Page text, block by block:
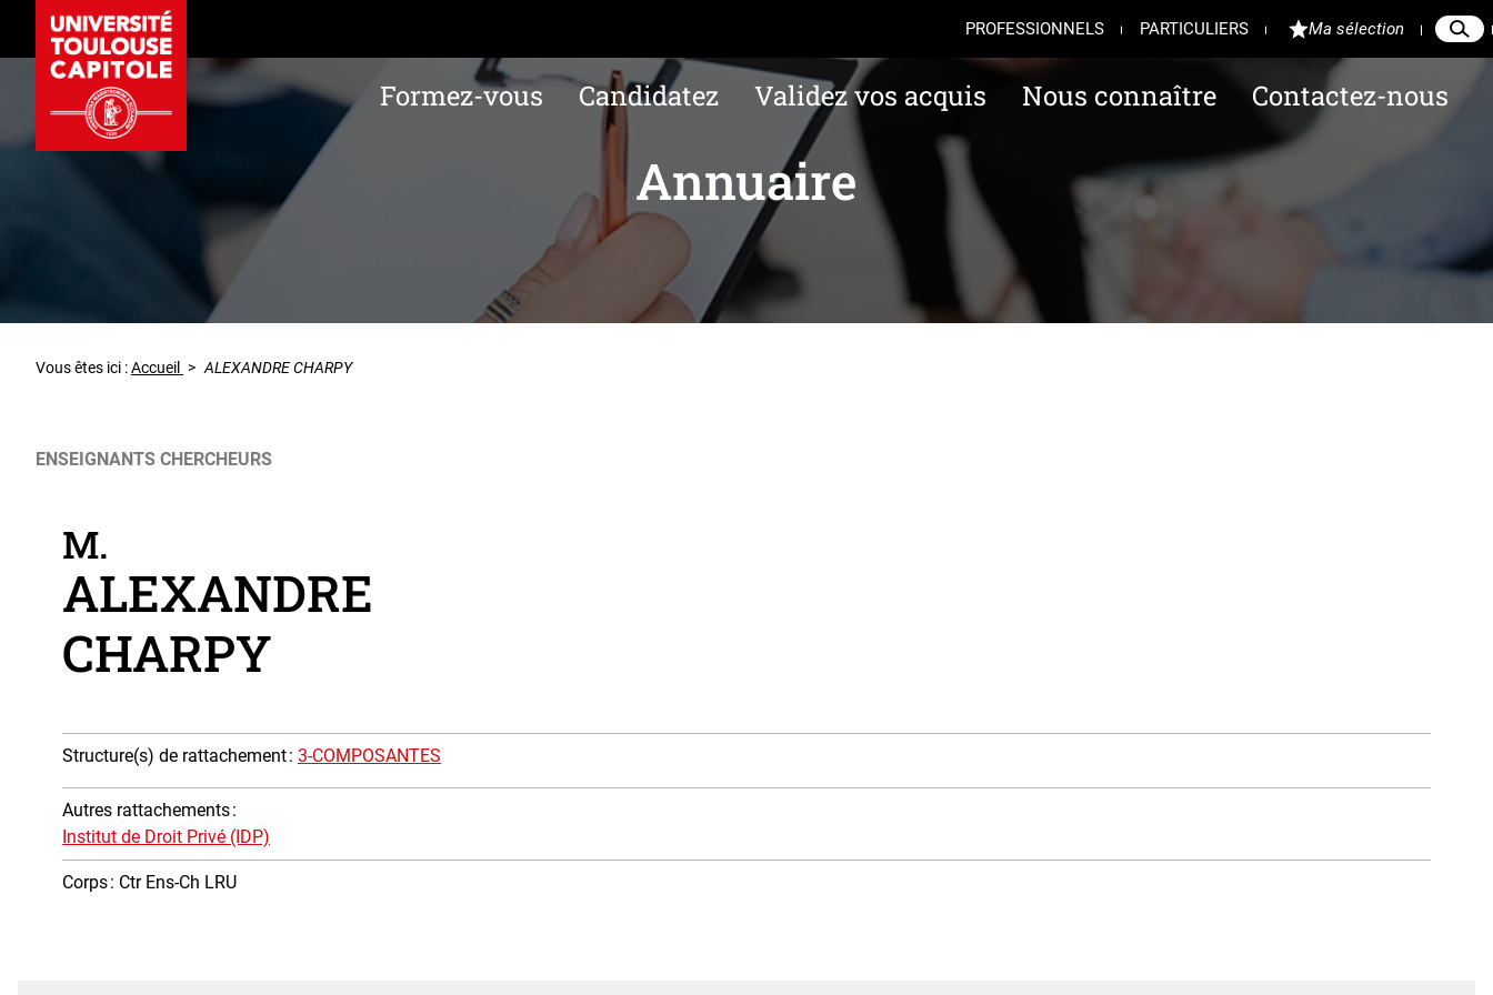
PROFESSIONNELS PARTICULIERS Ma sélection
Formez-vous Candidatez Validez vos acquis Nous connaître Contactez-nous
Annuaire
Vous êtes ici :Accueil > ALEXANDRE CHARPY
ENSEIGNANTS CHERCHEURS
M.
ALEXANDRE
CHARPY
Structure(s) de rattachement: 3-COMPOSANTES
Autres rattachements:
Institut de Droit Privé (IDP)
Corps: Ctr Ens-Ch LRU